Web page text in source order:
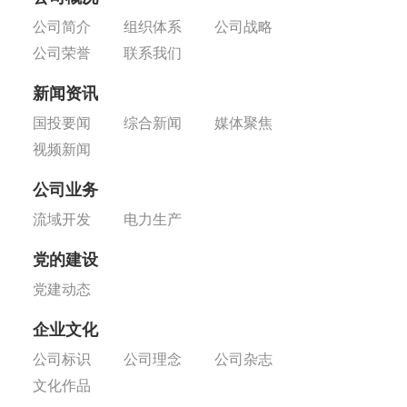
公司简介 组织体系
公司战略
公司荣誉
联系我们
新闻资讯
国投要闻 综合新闻
媒体聚焦
视频新闻
公司业务
流域开发 电力生产
党的建设
党建动态
企业文化
公司标识 公司理念
公司杂志
文化作品